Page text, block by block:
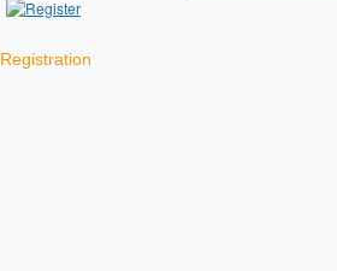
Registration